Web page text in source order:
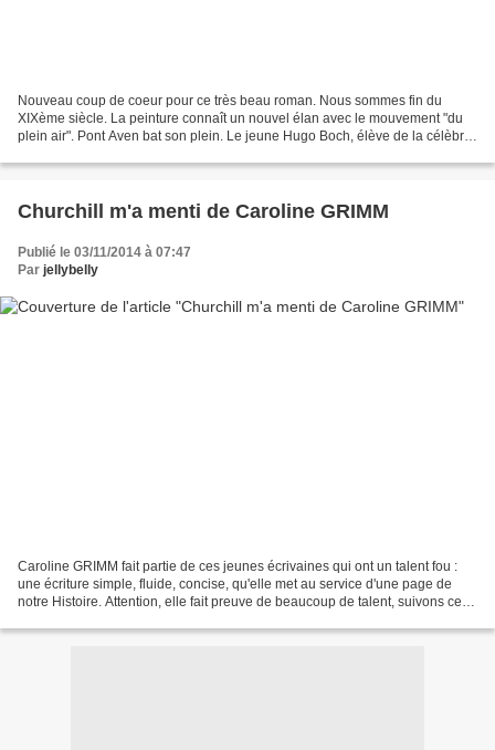
Nouveau coup de coeur pour ce très beau roman. Nous sommes fin du
XIXème siècle. La peinture connaît un nouvel élan avec le mouvement "du
plein air". Pont Aven bat son plein. Le jeune Hugo Boch, élève de la célèbre
Churchill m'a menti de Caroline GRIMM
Publié le 03/11/2014 à 07:47
Par jellybelly
Caroline GRIMM fait partie de ces jeunes écrivaines qui ont un talent fou :
une écriture simple, fluide, concise, qu'elle met au service d'une page de
notre Histoire. Attention, elle fait preuve de beaucoup de talent, suivons ces